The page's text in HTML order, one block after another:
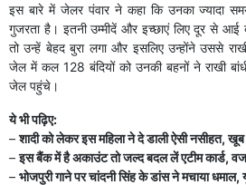
इस बारे में जेलर पंवार ने कहा कि उनका ज्यादा
गुजरता है। इतनी उम्मीदें और इच्छाएं लिए दूर से आई
तो उन्हें बेहद बुरा लगा और इसलिए उन्होंने उससे
जेल में कल 128 बंदियों को उनकी बहनों ने राखी
जेल पहुंचे।
ये भी पढ़िए:
–शादी को लेकर इस महिला ने दे डाली ऐसी नसीहत, खूब
–इस बैंक में है अकाउंट तो जल्द बदल लें एटीम कार्ड,
– भोजपुरी गाने पर चांदनी सिंह के डांस ने मचाया